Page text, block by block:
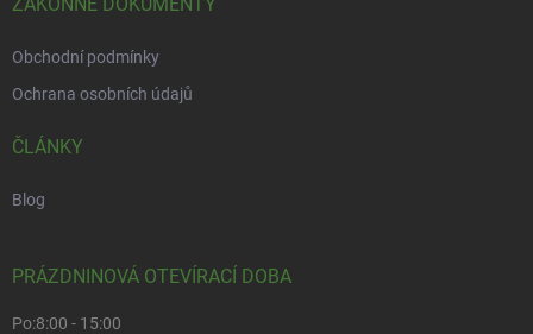
Obchodní podmínky
Ochrana osobních údajů
ČLÁNKY
Blog
PRÁZDNINOVÁ OTEVÍRACÍ DOBA
Po:8:00 - 15:00